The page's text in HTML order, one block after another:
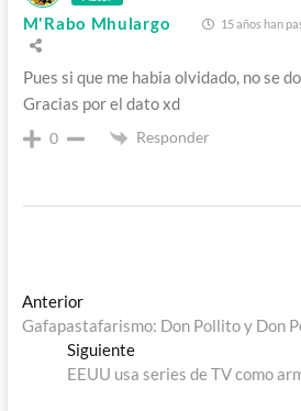
M'Rabo Mhulargo 15 años han
Pues si que me habia olvidado, no se
Gracias por el dato xd
0 Responder
Navegación
de
entradas
AnteriorEntrada
anterior:
Gafapastafarismo: Don Pollito y Don
SiguienteEntrada
siguiente:
EEUU usa series de TV como